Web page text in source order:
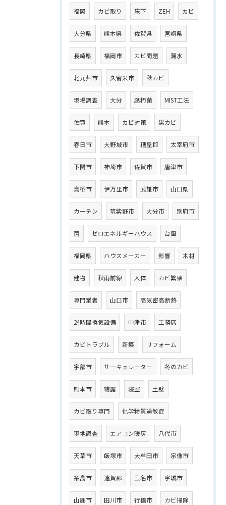
福岡 カビ取り 床下 ZEH カビ
大分県 熊本県 佐賀県 宮崎県
長崎県 福岡市 カビ問題 漏水
北九州市 久留米市 秋カビ
現場調査 大分 腐朽菌 MIST工法
佐賀 熊本 カビ対策 黒カビ
春日市 大野城市 糟屋郡 太宰府市
下関市 神埼市 佐賀市 唐津市
鳥栖市 伊万里市 武雄市 山口県
カーテン 筑紫野市 大分市 別府市
菌 ゼロエネルギーハウス 台風
福岡県 ハウスメーカー 影響 木材
建物 秋雨前線 人体 カビ繁殖
専門業者 山口市 高気密高断熱
24時間換気設備 中津市 工務店
カビトラブル 新築 リフォーム
宇部市 サーキュレーター 冬のカビ
熊本市 結露 寝室 土壁
カビ取り専門 化学物質過敏症
現地調査 エアコン暖房 八代市
天草市 飯塚市 大牟田市 宗像市
糸島市 遠賀郡 玉名市 宇城市
山鹿市 田川市 行橋市 カビ掃除